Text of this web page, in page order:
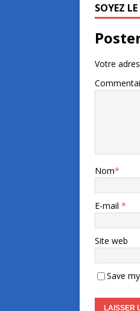
SOYEZ
Votre
Nom*
E-mail *
Site web
Save